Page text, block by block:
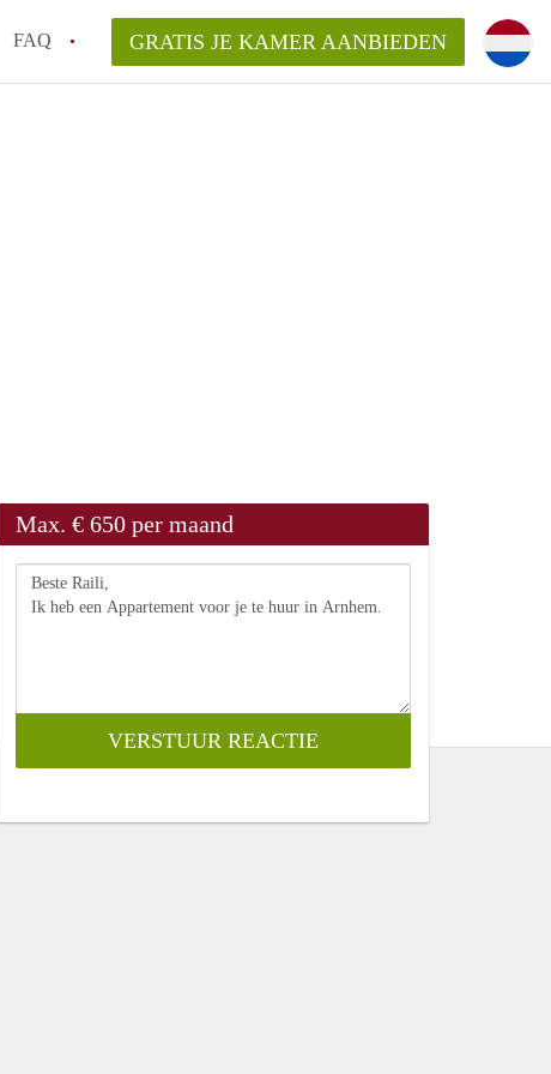
FAQ GRATIS JE KAMER AANBIEDEN
Max. € 650 per maand